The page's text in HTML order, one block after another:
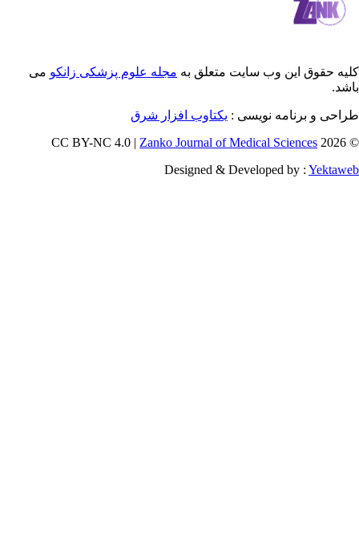
این وب سایت متعلق به مجله علوم پزشکی زانکومی
نویسی :یکتاوب افزار شرق
Zanko Journal of Medical
Designed & Developed by :